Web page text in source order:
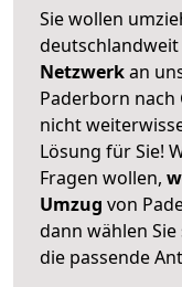
Sie wollen
Netzwerkan
Paderborn nach
nicht
Lösung für Sie!
Fragen wollen,
Umzug von
dann wählen
die passende